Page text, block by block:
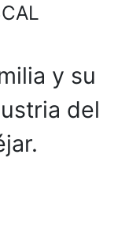
y su
del